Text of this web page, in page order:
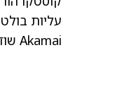
עליות
Akamai שודרגה ל'קנייה' מ'מכירה' ב-KeyBanc